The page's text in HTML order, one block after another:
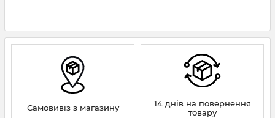
Самовивіз з магазину
14 днів на повернення
товару